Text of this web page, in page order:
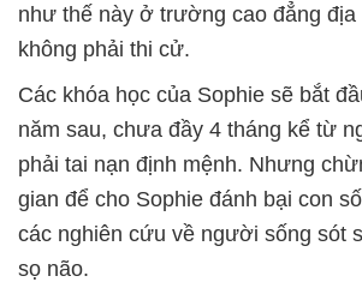
như thế này ở trường cao đẳng
không phải thi cử.
Các khóa học của Sophie sẽ bắt
năm sau, chưa đầy 4 tháng kể từ
phải tai nạn định mệnh. Nhưng
gian để cho Sophie đánh bại con
các nghiên cứu về người sống sót
sọ não.